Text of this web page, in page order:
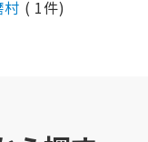
村 ( 1件)